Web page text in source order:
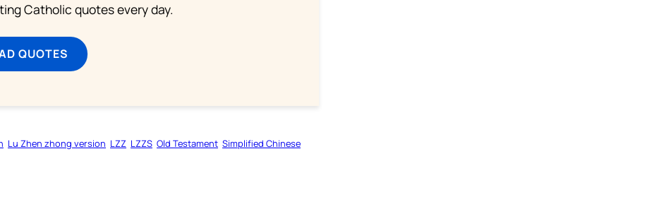
Catholic quotes every day.
QUOTES
Lu Zhen zhong version LZZ LZZS Old Testament Simplified Chinese